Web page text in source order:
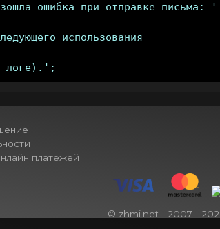
ошибка при отправке письма:
использования
платежей
© zhmi.net | 2007 -